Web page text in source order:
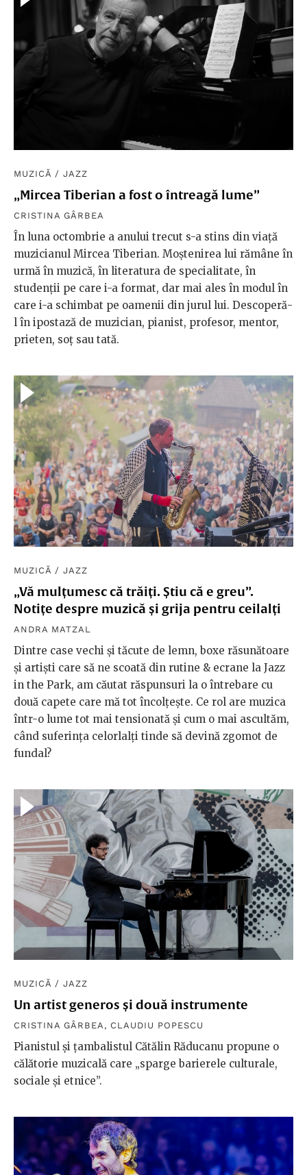
MUZICĂ /JAZZ
„Mircea Tiberian a fost o întreagă lume”
CRISTINA GÂRBEA
În luna octombrie a anului trecut s-a stins din viață
muzicianul Mircea Tiberian. Moștenirea lui rămâne în
urmă în muzică, în literatura de specialitate, în
studenții pe care i-a format, dar mai ales în modul în
care i-a schimbat pe oamenii din jurul lui. Descoperă-
l în ipostază de muzician, pianist, profesor, mentor,
prieten, soț sau tată.
MUZICĂ /JAZZ
„Vă mulțumesc că trăiți. Știu că e greu”.
Notițe despre muzică și grija pentru ceilalți
ANDRA MATZAL
Dintre case vechi și tăcute de lemn, boxe răsunătoare
și artiști care să ne scoată din rutine & ecrane la Jazz
in the Park, am căutat răspunsuri la o întrebare cu
două capete care mă tot încolțește. Ce rol are muzica
într-o lume tot mai tensionată și cum o mai ascultăm,
când suferința celorlalți tinde să devină zgomot de
fundal?
MUZICĂ /JAZZ
Un artist generos și două instrumente
CRISTINA GÂRBEA , CLAUDIU POPESCU
Pianistul și țambalistul Cătălin Răducanu propune o
călătorie muzicală care „sparge barierele culturale,
sociale și etnice”.